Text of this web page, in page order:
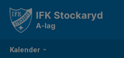
Kalender
IFK Stockaryd
A-lag